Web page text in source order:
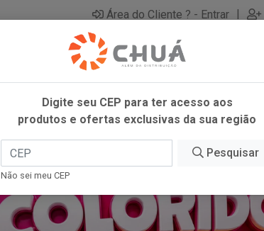
Área do Cliente ? - Entrar |
Digite seu CEP para ter acesso aos
produtos e ofertas exclusivas da sua região
Pesquisar
Não sei meu CEP